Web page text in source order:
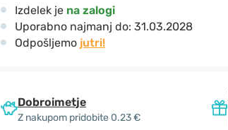
Izdelek je na zalogi
Uporabno najmanj do: 31.03.2028
Odpošljemo jutri!
Dobroimetje
Z nakupom pridobite 0.23 €